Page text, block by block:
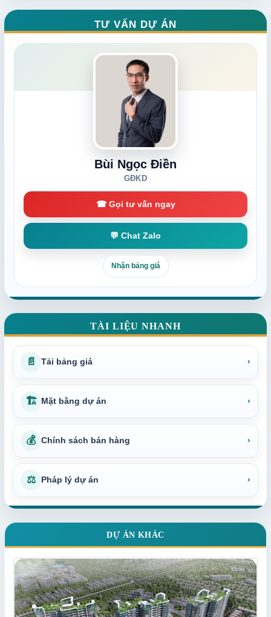
TƯ VẤN DỰ ÁN
Bùi Ngọc Điền
GĐKD
☎ Gọi tư vấn ngay
💬 Chat Zalo
Nhận bảng giá
TÀI LIỆU NHANH
📄 Tải bảng giá ›
🏗 Mặt bằng dự án ›
💰 Chính sách bán hàng ›
⚖ Pháp lý dự án ›
DỰ ÁN KHÁC